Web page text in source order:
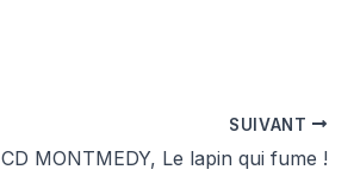
SUIVANT
CD MONTMEDY, Le lapin qui fume !